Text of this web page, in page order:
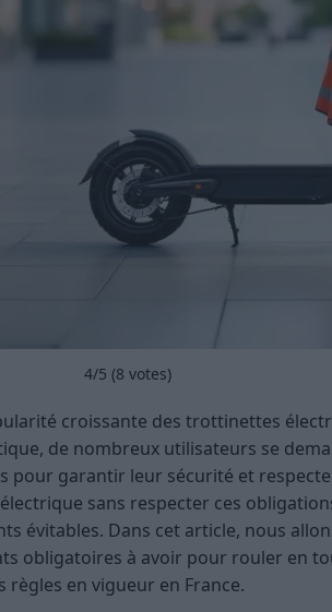
4/5 (8 votes)
croissante des trottinettes
de nombreux utilisateurs se
pour garantir leur sécurité et
sans respecter ces
évitables. Dans cet article, nous
obligatoires à avoir pour rouler en
règles en vigueur en France.